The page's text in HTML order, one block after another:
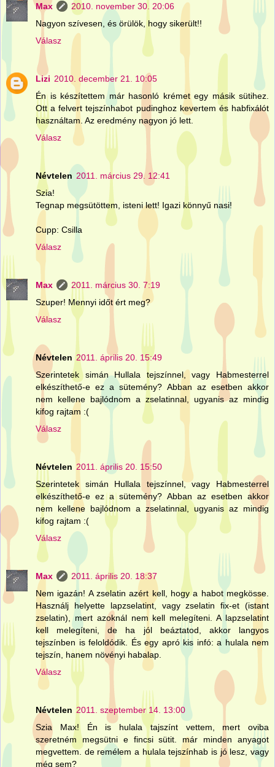
Max
2010. november 30. 20:06
Nagyon szívesen, és örülök, hogy sikerült!!
Válasz
Lizi 2010. december 21. 10:05
Én is készítettem már hasonló krémet egy másik sütihez.
Ott a felvert tejszínhabot pudinghoz kevertem és habfixálót
használtam. Az eredmény nagyon jó lett.
Válasz
Névtelen 2011. március 29. 12:41
Szia!
Tegnap megsütöttem, isteni lett! Igazi könnyű nasi!
Cupp: Csilla
Válasz
Max
2011. március 30. 7:19
Szuper! Mennyi időt ért meg?
Válasz
Névtelen 2011. április 20. 15:49
Szerintetek simán Hullala tejszínnel, vagy Habmesterrel
elkészíthető-e ez a sütemény? Abban az esetben akkor
nem kellene bajlódnom a zselatinnal, ugyanis az mindig
kifog rajtam :(
Válasz
Névtelen 2011. április 20. 15:50
Szerintetek simán Hullala tejszínnel, vagy Habmesterrel
elkészíthető-e ez a sütemény? Abban az esetben akkor
nem kellene bajlódnom a zselatinnal, ugyanis az mindig
kifog rajtam :(
Válasz
Max
2011. április 20. 18:37
Nem igazán! A zselatin azért kell, hogy a habot megkösse.
Használj helyette lapzselatint, vagy zselatin fix-et (istant
zselatin), mert azoknál nem kell melegíteni. A lapzselatint
kell melegíteni, de ha jól beáztatod, akkor langyos
tejszínben is feloldódik. És egy apró kis infó: a hulala nem
tejszín, hanem növényi habalap.
Válasz
Névtelen 2011. szeptember 14. 13:00
Szia Max! Én is hulala tajszínt vettem, mert oviba
szeretném megsütni e fincsi sütit. már minden anyagot
megvettem. de remélem a hulala tejszínhab is jó lesz, vagy
még sem?